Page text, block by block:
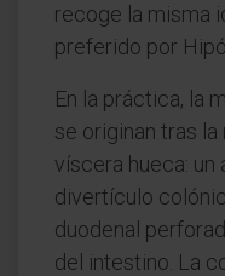
recoge la misma
preferido por
En la práctica, la
se originan tras
víscera hueca: un
divertículo
duodenal
del intestino. La